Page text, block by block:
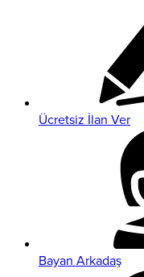
Ücretsiz İlan Ver
Bayan Arkadaş